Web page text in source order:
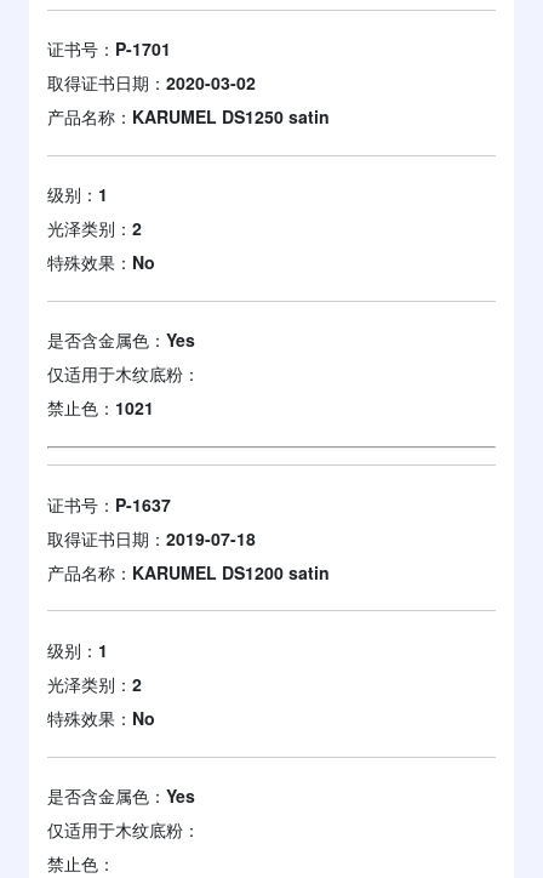
证书号： P-1701
取得证书日期： 2020-03-02
产品名称： KARUMEL DS1250 satin
级别： 1
光泽类别： 2
特殊效果： No
是否含金属色： Yes
仅适用于木纹底粉：
禁止色： 1021
证书号： P-1637
取得证书日期： 2019-07-18
产品名称： KARUMEL DS1200 satin
级别： 1
光泽类别： 2
特殊效果： No
是否含金属色： Yes
仅适用于木纹底粉：
禁止色：